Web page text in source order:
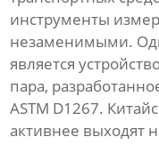
инструменты
незаменимыми.
является
пара,
ASTM D1267.
активнее выходят